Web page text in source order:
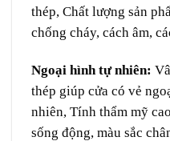
thép, Chất lượng sản
chống cháy, cách âm,
Ngoại hình tự nhiên:
thép giúp cửa có vẻ
nhiên, Tính thẩm mỹ
sống động, màu sắc